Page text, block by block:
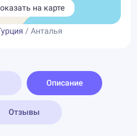
на карте
/ Анталья
Описание
Отзывы